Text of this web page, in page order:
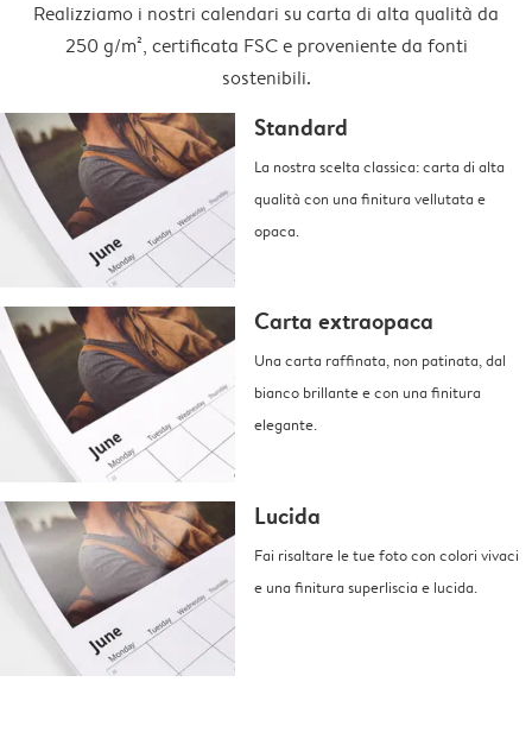
Realizziamo i nostri calendari su carta di alta qualità da
250 g/m², certificata FSC e proveniente da fonti
sostenibili.
Standard
La nostra scelta classica: carta di alta
qualità con una finitura vellutata e
opaca.
Carta extraopaca
Una carta raffinata, non patinata, dal
bianco brillante e con una finitura
elegante.
Lucida
Fai risaltare le tue foto con colori vivaci
e una finitura superliscia e lucida.